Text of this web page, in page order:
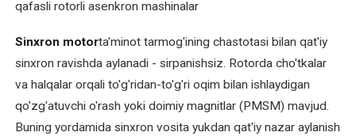
o'rashini
o'rash
Elektromotor
podshipniklarini
almashtirish
qafasli rotorli asenkron mashinalar
Sinxron motorta'minot tarmog'ining chastotasi bilan qat'iy
sinxron ravishda aylanadi - sirpanishsiz. Rotorda cho'tkalar
va halqalar orqali to'g'ridan-to'g'ri oqim bilan ishlaydigan
qo'zg'atuvchi o'rash yoki doimiy magnitlar (PMSM) mavjud.
Buning yordamida sinxron vosita yukdan qat'iy nazar aylanish